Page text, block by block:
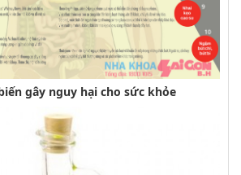
gây nguy hại cho sức khỏe